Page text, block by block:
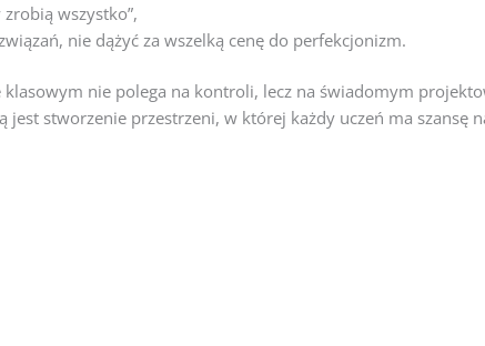
wszystko”,
nie dążyć za wszelką cenę do perfekcjonizm.
nie polega na kontroli, lecz na świadomym
stworzenie przestrzeni, w której każdy uczeń ma szansę